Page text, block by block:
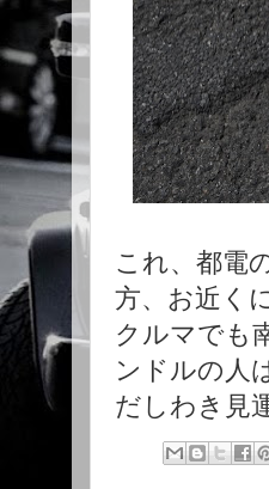
これ、都電
方、お近く
クルマでも
ンドルの人
だしわき見